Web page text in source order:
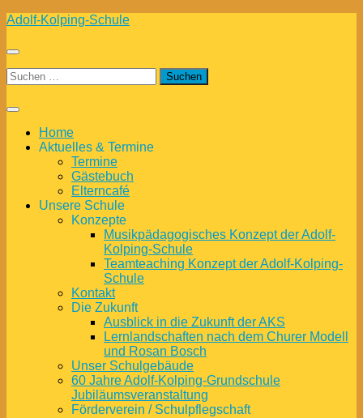
Zum
springen
Adolf-Kolping-Schule
Suchen
nach:
Home
Aktuelles & Termine
Termine
Gästebuch
Elterncafé
Unsere Schule
Konzepte
Musikpädagogisches Konzept der Adolf-
Kolping-Schule
Teamteaching Konzept der Adolf-Kolping-
Schule
Kontakt
Die Zukunft
Ausblick in die Zukunft der AKS
Lernlandschaften nach dem Churer Modell
und Rosan Bosch
Unser Schulgebäude
60 Jahre Adolf-Kolping-Grundschule
Jubiläumsveranstaltung
Förderverein / Schulpflegschaft